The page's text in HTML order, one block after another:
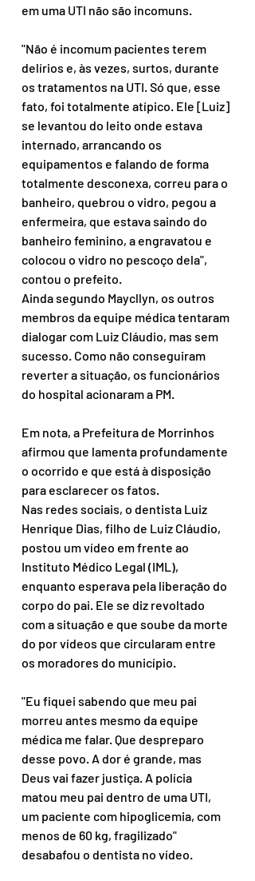
em uma UTI não são incomuns.
"Não é incomum pacientes terem
delírios e, às vezes, surtos, durante
os tratamentos na UTI. Só que, esse
fato, foi totalmente atípico. Ele [Luiz]
se levantou do leito onde estava
internado, arrancando os
equipamentos e falando de forma
totalmente desconexa, correu para o
banheiro, quebrou o vidro, pegou a
enfermeira, que estava saindo do
banheiro feminino, a engravatou e
colocou o vidro no pescoço dela",
contou o prefeito.
Ainda segundo Maycllyn, os outros
membros da equipe médica tentaram
dialogar com Luiz Cláudio, mas sem
sucesso. Como não conseguiram
reverter a situação, os funcionários
do hospital acionaram a PM.
Em nota, a Prefeitura de Morrinhos
afirmou que lamenta profundamente
o ocorrido e que está à disposição
para esclarecer os fatos.
Nas redes sociais, o dentista Luiz
Henrique Dias, filho de Luiz Cláudio,
postou um vídeo em frente ao
Instituto Médico Legal (IML),
enquanto esperava pela liberação do
corpo do pai. Ele se diz revoltado
com a situação e que soube da morte
do por vídeos que circularam entre
os moradores do município.
"Eu fiquei sabendo que meu pai
morreu antes mesmo da equipe
médica me falar. Que despreparo
desse povo. A dor é grande, mas
Deus vai fazer justiça. A polícia
matou meu pai dentro de uma UTI,
um paciente com hipoglicemia, com
menos de 60 kg, fragilizado"
desabafou o dentista no vídeo.